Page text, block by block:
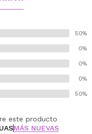
50%
0%
0%
0%
50%
este producto
MÁS NUEVAS